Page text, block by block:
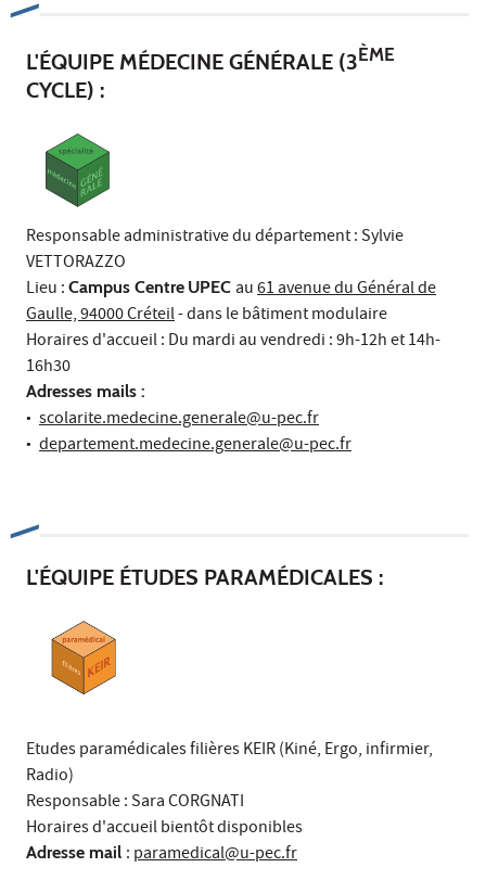
L'ÉQUIPE MÉDECINE GÉNÉRALE (3ÈME
CYCLE) :
Responsable administrative du département : Sylvie
VETTORAZZO
Lieu : Campus Centre UPEC au61 avenue du Général de
Gaulle, 94000 Créteil- dans le bâtiment modulaire
Horaires d'accueil : Du mardi au vendredi : 9h-12h et 14h-
16h30
Adresses mails :
• scolarite.medecine.generale@u-pec.fr
• departement.medecine.generale@u-pec.fr
L'ÉQUIPE ÉTUDES PARAMÉDICALES :
Etudes paramédicales filières KEIR (Kiné, Ergo, infirmier,
Radio)
Responsable : Sara CORGNATI
Horaires d'accueil bientôt disponibles
Adresse mail : paramedical@u-pec.fr